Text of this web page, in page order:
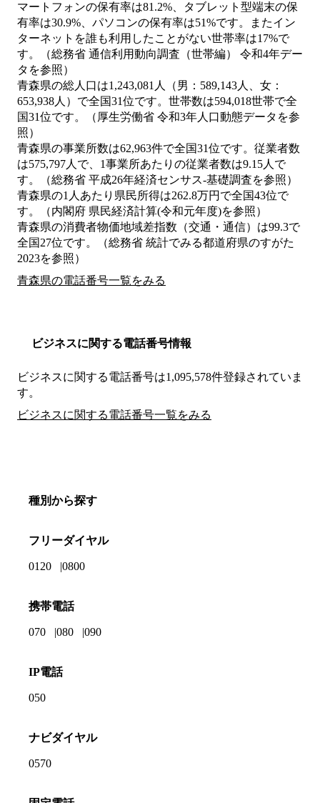
マートフォンの保有率は81.2%、タブレット型端末の保
有率は30.9%、パソコンの保有率は51%です。またイン
ターネットを誰も利用したことがない世帯率は17%で
す。（総務省 通信利用動向調査（世帯編） 令和4年デー
タを参照）
青森県の総人口は1,243,081人（男：589,143人、女：
653,938人）で全国31位です。世帯数は594,018世帯で全
国31位です。（厚生労働省 令和3年人口動態データを参
照）
青森県の事業所数は62,963件で全国31位です。従業者数
は575,797人で、1事業所あたりの従業者数は9.15人で
す。（総務省 平成26年経済センサス‐基礎調査を参照）
青森県の1人あたり県民所得は262.8万円で全国43位で
す。（内閣府 県民経済計算(令和元年度)を参照）
青森県の消費者物価地域差指数（交通・通信）は99.3で
全国27位です。（総務省 統計でみる都道府県のすがた
2023を参照）
青森県の電話番号一覧をみる
ビジネスに関する電話番号情報
ビジネスに関する電話番号は1,095,578件登録されていま
す。
ビジネスに関する電話番号一覧をみる
種別から探す
フリーダイヤル
0120 0800
携帯電話
070 080 090
IP電話
050
ナビダイヤル
0570